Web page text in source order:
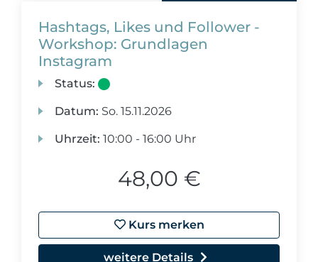
Hashtags, Likes und Follower -
Workshop: Grundlagen
Instagram
Status:
Datum: So. 15.11.2026
Uhrzeit: 10:00 - 16:00 Uhr
48,00 €
Kurs merken
weitere Details